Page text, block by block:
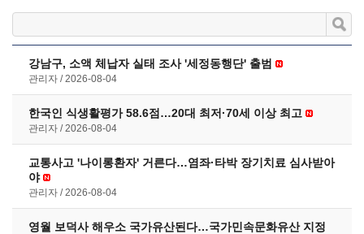
강남구, 소액 체납자 실태 조사 '세정동행단' 출범
관리자 2026-08-04
한국인 식생활평가 58.6점…20대 최저·70세 이상 최고
관리자 2026-08-04
교통사고 '나이롱환자' 거른다…염좌·타박 장기치료 심사받아
야
관리자 2026-08-04
영월 보덕사 해우소 국가유산된다…국가민속문화유산 지정